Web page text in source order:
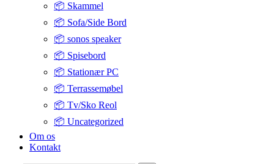
📦 Skammel
📦 Sofa/Side Bord
📦 sonos speaker
📦 Spisebord
📦 Stationær PC
📦 Terrassemøbel
📦 Tv/Sko Reol
📦 Uncategorized
Om os
Kontakt